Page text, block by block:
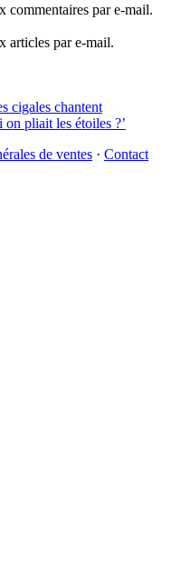
commentaires par e-mail.
articles par e-mail.
cigales chantent
on pliait les étoiles ?’
de ventes · Contact